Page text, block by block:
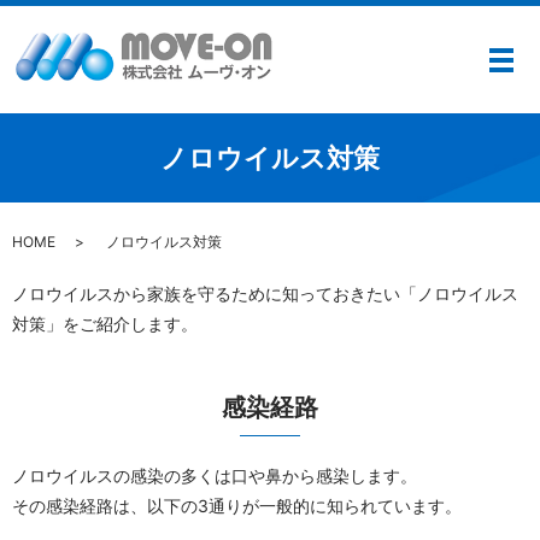
メ
ノロウイルス対策
HOME ノロウイルス対策
ノロウイルスから家族を守るために知っておきたい「ノロウイルス
対策」をご紹介します。
感染経路
ノロウイルスの感染の多くは口や鼻から感染します。
その感染経路は、以下の3通りが一般的に知られています。